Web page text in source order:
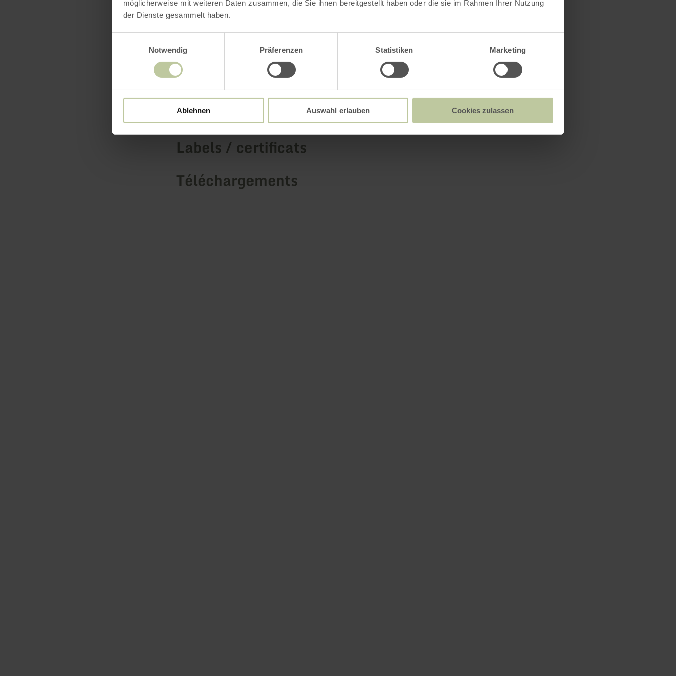
möglicherweise mit weiteren Daten zusammen, die Sie ihnen bereitgestellt haben oder die sie im Rahmen Ihrer Nutzung
der Dienste gesammelt haben.
Notwendig
Präferenzen Statistiken Marketing
Ablehnen Auswahl erlauben Cookies zulassen
Plus d'informations
Équipements
Labels / certificats
Téléchargements